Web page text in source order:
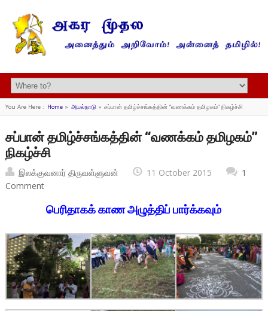
You Are Here : Home» அயல்நாடு» சப்பான் தமிழ்ச்சங்கத்தின் “வணக்கம் தமிழகம்” நிகழ்ச்சி
சப்பான் தமிழ்ச்சங்கத்தின் “வணக்கம் தமிழகம்”
நிகழ்ச்சி
இலக்குவனார் திருவள்ளுவன் 11 October 2015
1
Comment
பெரிதாகக் காண அழுத்திப் பார்க்கவும்